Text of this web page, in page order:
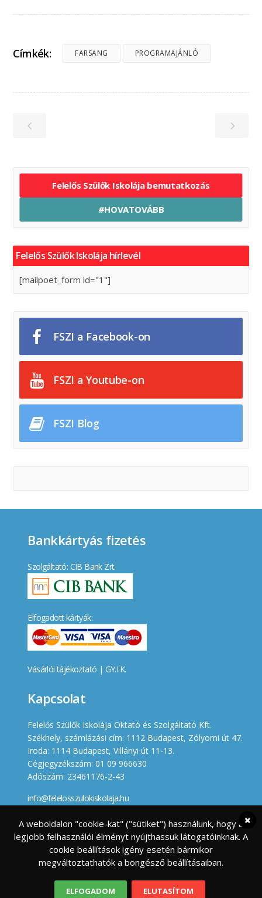
Címkék: FARSANG PROGRAMAJÁNLÓ
Felelős Szülők Iskolája bemutatkozás
#HOVATOVÁBB
Felelős Szülők Iskolája hírlevél
[mailpoet_form id="1"]
FSZI a Facebook-on
FSZI a Youtube-on
FSZI Blog
Bankkártyás fizetés
Szolgáltató: CIB Bank Zrt.
Elfogadott kártyák:
Vásárlói tájékoztató | GY.I.K.
Kapcsolat
Felelős Szülők Iskolája Oktató és Szolgáltató Kft.
Székhely, számlázási cím: 1112 Budapest, Zólyomi út 47.
Iroda: 1114 Budapest, Villányi út 11-13.
Cégjegyzékszám: 01 09 966630
Adószám: 23461176-2-43
info@felelosszulokiskolaja.hu
A weboldalon "cookie-kat" ("sütiket") használunk, hogy a
legjobb felhasználói élményt nyújthassuk látogatóinknak. A
cookie beállítások igény esetén bármikor
megváltoztathatók a böngésző beállításaiban.
ELFOGADOM ELUTASÍTOM